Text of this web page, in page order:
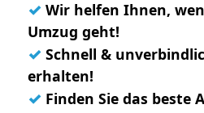
✓ Wir helfen Ihnen,
Umzug geht!
✓ Schnell &
erhalten!
✓ Finden Sie das beste